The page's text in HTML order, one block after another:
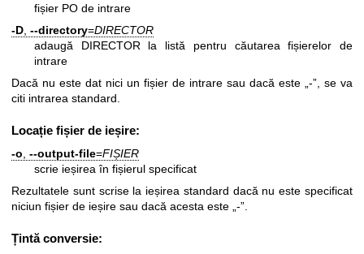
fișier PO de intrare
-D --directory=DIRECTOR
adaugă DIRECTOR la listă pentru căutarea fișierelor de
intrare
Dacă nu este dat nici un fișier de intrare sau dacă este „-”, se va
citi intrarea standard.
Locație fișier de ieșire:
-o --output-file=FIȘIER
scrie ieșirea în fișierul specificat
Rezultatele sunt scrise la ieșirea standard dacă nu este specificat
niciun fișier de ieșire sau dacă acesta este „-”.
Țintă conversie: